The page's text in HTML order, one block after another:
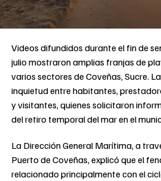
Videos difundidos durante el fin de
julio mostraron amplias franjas de
varios sectores de Coveñas, Sucre.
inquietud entre habitantes,
y visitantes, quienes solicitaron
del retiro temporal del mar en el
La Dirección General Marítima, a
Puerto de Coveñas, explicó que el
relacionado principalmente con el